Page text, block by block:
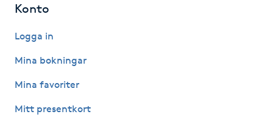
IPL hårborttagning
IR-massage
Konto
Logga in
Mina bokningar
Mina favoriter
Mitt presentkort